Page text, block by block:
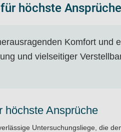
höchste
Komfort und
und vielseitiger
höchste Ansprüche
Untersuchungsliege , die